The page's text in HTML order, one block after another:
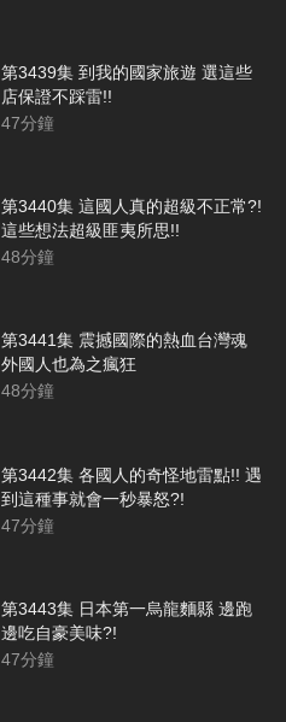
第3439集 到我的國家旅遊 選這些
店保證不踩雷!!
47分鐘
第3440集 這國人真的超級不正常?!
這些想法超級匪夷所思!!
48分鐘
第3441集 震撼國際的熱血台灣魂
外國人也為之瘋狂
48分鐘
第3442集 各國人的奇怪地雷點!! 遇
到這種事就會一秒暴怒?!
47分鐘
第3443集 日本第一烏龍麵縣 邊跑
邊吃自豪美味?!
47分鐘